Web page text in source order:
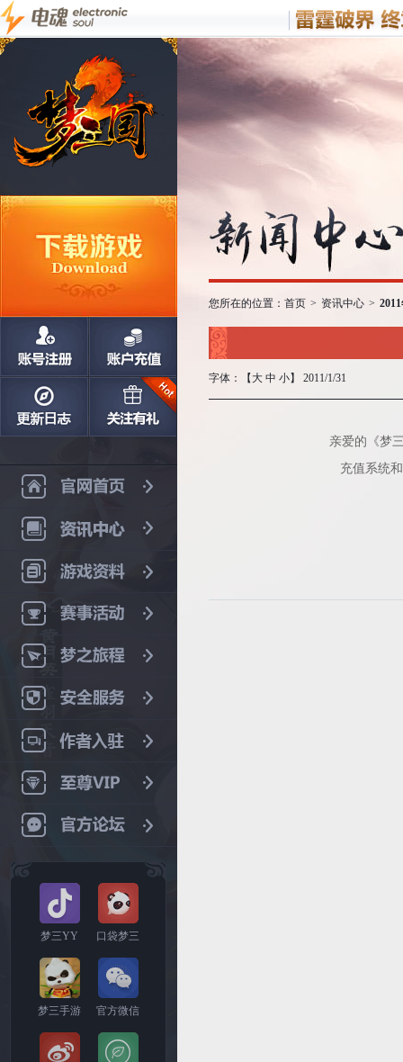
梦三YY 口袋梦三
梦三手游 官方微信
您所在的位置： 首页 > 资讯中心 >
字体：【 大 中 小】 2011/1/31
亲爱的《梦
充值系统和